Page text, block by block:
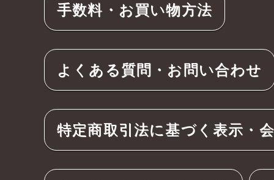
手数料・お買い物方法
よくある質問・お問い合わせ
特定商取引法に基づく表示・